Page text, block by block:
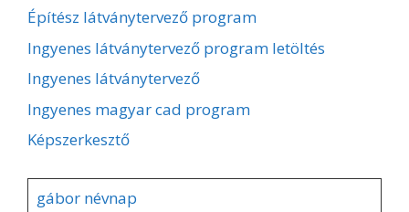
Építész látványtervező program
Ingyenes látványtervező program letöltés
Ingyenes látványtervező
Ingyenes magyar cad program
Képszerkesztő
gábor névnap